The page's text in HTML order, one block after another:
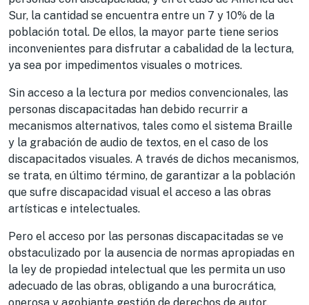
Sur, la cantidad se encuentra entre un 7 y 10% de la
población total. De ellos, la mayor parte tiene serios
inconvenientes para disfrutar a cabalidad de la lectura,
ya sea por impedimentos visuales o motrices.
Sin acceso a la lectura por medios convencionales, las
personas discapacitadas han debido recurrir a
mecanismos alternativos, tales como el sistema Braille
y la grabación de audio de textos, en el caso de los
discapacitados visuales. A través de dichos mecanismos,
se trata, en último término, de garantizar a la población
que sufre discapacidad visual el acceso a las obras
artísticas e intelectuales.
Pero el acceso por las personas discapacitadas se ve
obstaculizado por la ausencia de normas apropiadas en
la ley de propiedad intelectual que les permita un uso
adecuado de las obras, obligando a una burocrática,